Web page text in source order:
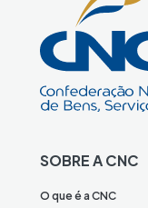
SOBRE A CNC
O que é a CNC